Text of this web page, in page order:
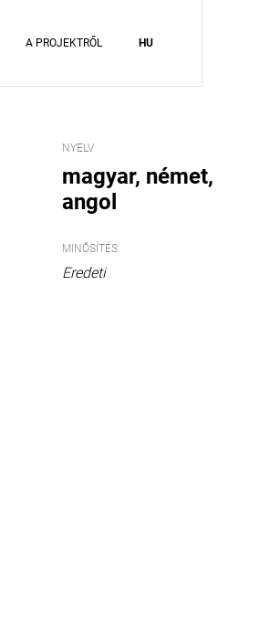
A PROJEKTRŐL HU
NYELV
magyar német
angol
MINŐSÍTÉS
Eredeti